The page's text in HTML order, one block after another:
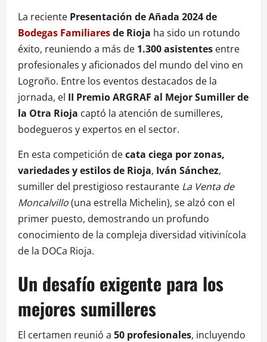
La reciente Presentación de Añada 2024 de
Bodegas Familiaresde Rioja ha sido un rotundo
éxito, reuniendo a más de 1.300 asistentes entre
profesionales y aficionados del mundo del vino en
Logroño. Entre los eventos destacados de la
jornada, el II Premio ARGRAF al Mejor Sumiller de
la Otra Rioja captó la atención de sumilleres,
bodegueros y expertos en el sector.
En esta competición decata ciega por zonas,
variedades y estilos de Rioja, Iván Sánchez,
sumiller del prestigioso restaurante La Venta de
Moncalvillo(una estrella Michelin), se alzó con el
primer puesto, demostrando un profundo
conocimiento de la compleja diversidad vitivinícola
de la DOCa Rioja.
Un desafío exigente para los
mejores sumilleres
El certamen reunió a 50 profesionales, incluyendo